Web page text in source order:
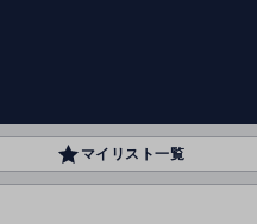
マイリスト一覧